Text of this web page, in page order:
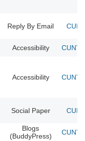
Reply By Email
Accessibility CUNY
Accessibility CUNY
Social Paper
Blogs
(BuddyPress)
CUNY